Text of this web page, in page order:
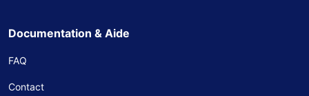
Documentation & Aide
FAQ
Contact